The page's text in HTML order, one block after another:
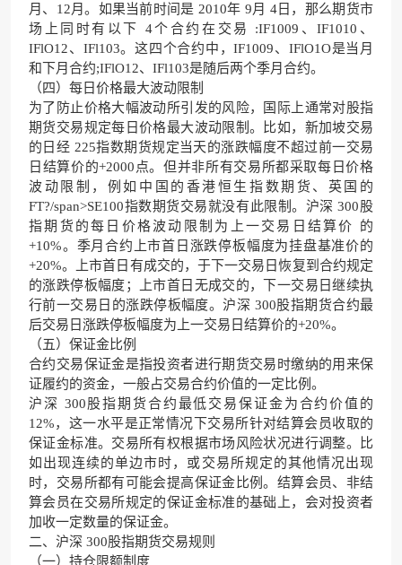
月、12月。如果当前时间是 2010年 9月 4日，那么期货市
场上同时有以下 4个合约在交易 :IF1009、IF1010、
IFlO12、IFl103。这四个合约中，IF1009、IFlO1O是当月
和下月合约;IFlO12、IFl103是随后两个季月合约。
（四）每日价格最大波动限制
为了防止价格大幅波动所引发的风险，国际上通常对股指
期货交易规定每日价格最大波动限制。比如，新加坡交易
的日经 225指数期货规定当天的涨跌幅度不超过前一交易
日结算价的+2000点。但并非所有交易所都采取每日价格
波动限制，例如中国的香港恒生指数期货、英国的
FT?/span>SE100指数期货交易就没有此限制。沪深 300股
指期货的每日价格波动限制为上一交易日结算价 的
+10%。季月合约上市首日涨跌停板幅度为挂盘基准价的
+20%。上市首日有成交的，于下一交易日恢复到合约规定
的涨跌停板幅度；上市首日无成交的，下一交易日继续执
行前一交易日的涨跌停板幅度。沪深 300股指期货合约最
后交易日涨跌停板幅度为上一交易日结算价的+20%。
（五）保证金比例
合约交易保证金是指投资者进行期货交易时缴纳的用来保
证履约的资金，一般占交易合约价值的一定比例。
沪深 300股指期货合约最低交易保证金为合约价值的
12%，这一水平是正常情况下交易所针对结算会员收取的
保证金标准。交易所有权根据市场风险状况进行调整。比
如出现连续的单边市时，或交易所规定的其他情况出现
时，交易所都有可能会提高保证金比例。结算会员、非结
算会员在交易所规定的保证金标准的基础上，会对投资者
加收一定数量的保证金。
二、沪深 300股指期货交易规则
（一）持仓限额制度